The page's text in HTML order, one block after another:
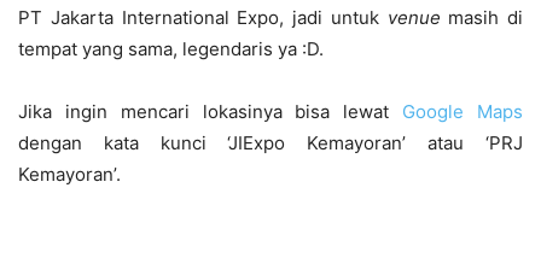
PT Jakarta International Expo, jadi untuk venue masih di
tempat yang sama, legendaris ya :D.
Jika ingin mencari lokasinya bisa lewat Google Maps
dengan kata kunci ‘JIExpo Kemayoran’ atau ‘PRJ
Kemayoran’.